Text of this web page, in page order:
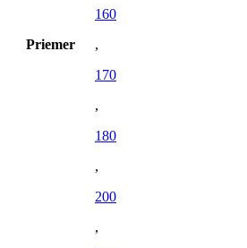
Priemer
160
,
170
,
180
,
200
,